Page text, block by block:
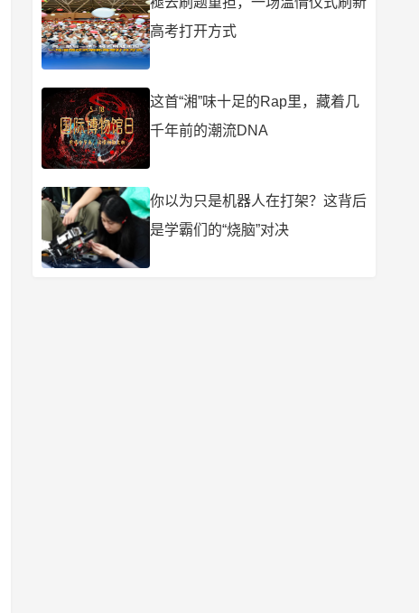
高考打开方式
这首“湘”味十足的Rap里，藏着几
千年前的潮流DNA
你以为只是机器人在打架？这背后
是学霸们的“烧脑”对决